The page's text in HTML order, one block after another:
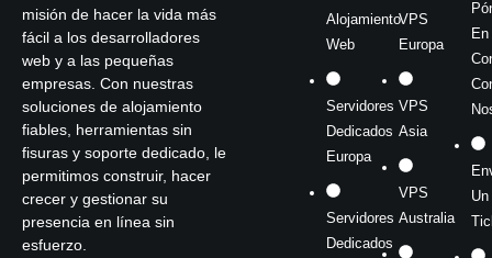
misión de hacer la vida más
fácil a los desarrolladores
web y a las pequeñas
empresas. Con nuestras
soluciones de alojamiento
fiables, herramientas sin
fisuras y soporte dedicado, le
permitimos construir, hacer
crecer y gestionar su
presencia en línea sin
esfuerzo.
Alojamiento
Web
Servidores
Dedicados
Europa
Servidores
Dedicados
VPS
Europa
VPS
Asia
VPS
Australia
En
Un